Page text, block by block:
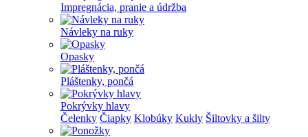
Impregnácia, pranie a údržba
Návleky na ruky
Opasky
Pláštenky, pončá
Pokrývky hlavy
Čelenky Čiapky Klobúky Kukly Šiltovky a šilty